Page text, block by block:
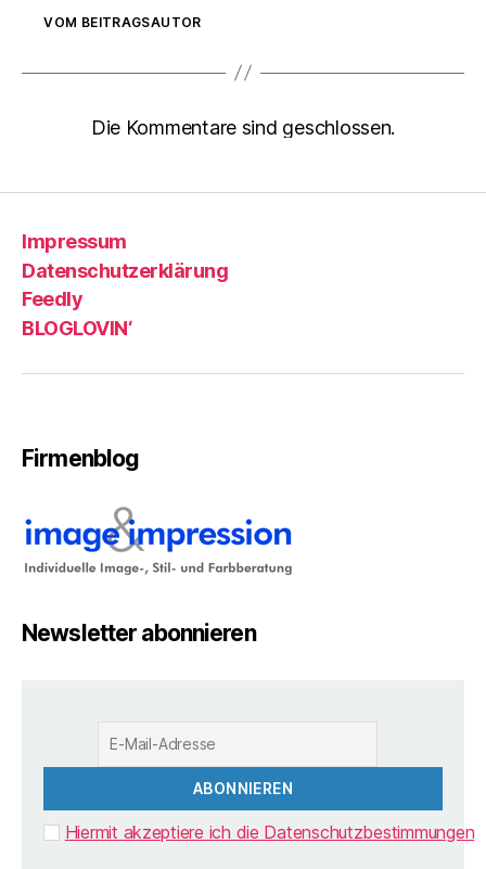
VOM BEITRAGSAUTOR
Die Kommentare sind geschlossen.
Impressum
Datenschutzerklärung
Feedly
BLOGLOVIN‘
Firmenblog
Newsletter abonnieren
Hiermit akzeptiere ich die Datenschutzbestimmungen